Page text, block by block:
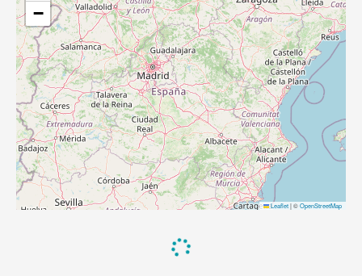
−
Leaflet|©OpenStreetMap